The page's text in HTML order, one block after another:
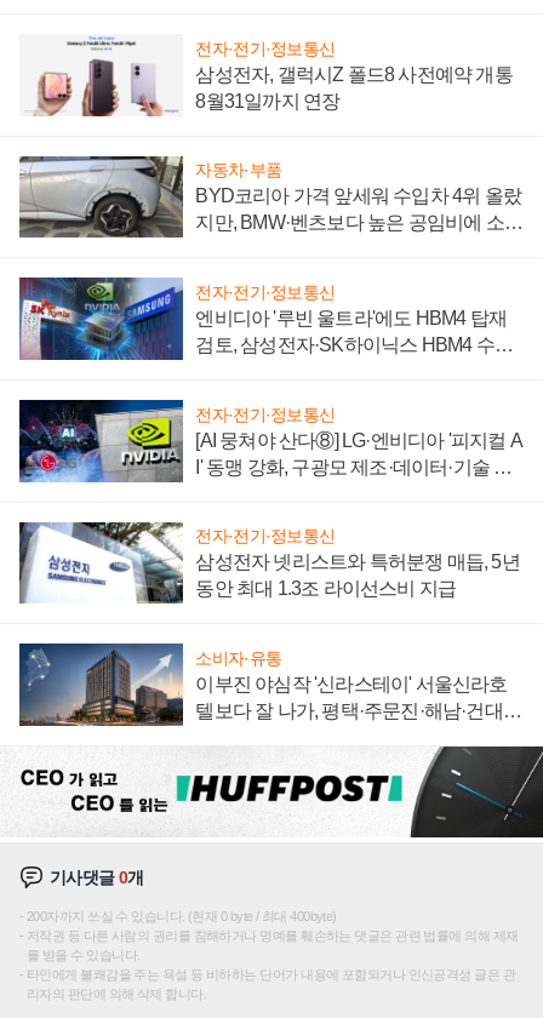
전자·전기·정보통신
삼성전자, 갤럭시Z 폴드8 사전예약 개통
8월31일까지 연장
자동차·부품
BYD코리아 가격 앞세워 수입차 4위 올랐
지만, BMW·벤츠보다 높은 공임비에 소비
전자·전기·정보통신
엔비디아 '루빈 울트라'에도 HBM4 탑재
검토, 삼성전자·SK하이닉스 HBM4 수율
전자·전기·정보통신
[AI 뭉쳐야 산다⑧] LG·엔비디아 '피지컬 A
I' 동맹 강화, 구광모 제조·데이터·기술 결
전자·전기·정보통신
삼성전자 넷리스트와 특허분쟁 매듭, 5년
동안 최대 1.3조 라이선스비 지급
소비자·유통
이부진 야심작 '신라스테이' 서울신라호
텔보다 잘 나가, 평택·주문진·해남·건대로
기사댓글0개
200자까지 쓰실 수 있습니다. (현재 0 byte / 최대 400byte)
저작권 등 다른 사람의 권리를 침해하거나 명예를 훼손하는 댓글은 관련 법률에 의해 제재
를 받을 수 있습니다.
타인에게 불쾌감을 주는 욕설 등 비하하는 단어가 내용에 포함되거나 인신공격성 글은 관
리자의 판단에 의해 삭제 합니다.